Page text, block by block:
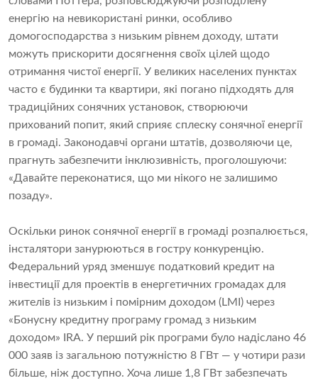
енергію на невикористані ринки, особливо
домогосподарства з низьким рівнем доходу, штати
можуть прискорити досягнення своїх цілей щодо
отримання чистої енергії. У великих населених пунктах
часто є будинки та квартири, які погано підходять для
традиційних сонячних установок, створюючи
прихований попит, який сприяє сплеску сонячної енергії
в громаді. Законодавчі органи штатів, дозволяючи це,
прагнуть забезпечити інклюзивність, проголошуючи:
«Давайте переконатися, що ми нікого не залишимо
позаду».
Оскільки ринок сонячної енергії в громаді розпалюється,
інсталятори занурюються в гостру конкуренцію.
Федеральний уряд зменшує податковий кредит на
інвестиції для проектів в енергетичних громадах для
жителів із низьким і помірним доходом (LMI) через
«Бонусну кредитну програму громад з низьким
доходом» IRA. У перший рік програми було надіслано 46
000 заяв із загальною потужністю 8 ГВт — у чотири рази
більше, ніж доступно. Хоча лише 1,8 ГВт забезпечать